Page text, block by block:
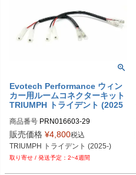
Evotech Performance ウィン
カー用ルームコネクターキット
TRIUMPH トライデント (2025
商品番号 PRN016603-29
販売価格 ¥4,800税込
TRIUMPH トライデント (2025-)
2~4週間